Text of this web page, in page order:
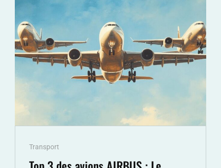
EN
FONCTION
SES
ENVIES
ET
DE
Cat
Links
Transport